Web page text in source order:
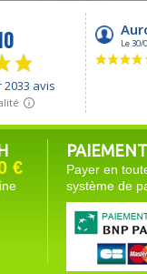
€
Payer en
système de